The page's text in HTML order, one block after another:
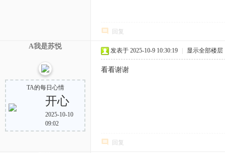
回复
A我是苏悦
TA的每日心情
开心
2025-10-10
09:02
发表于 2025-10-9 10:30:19 显示全部楼层
看看谢谢
回复